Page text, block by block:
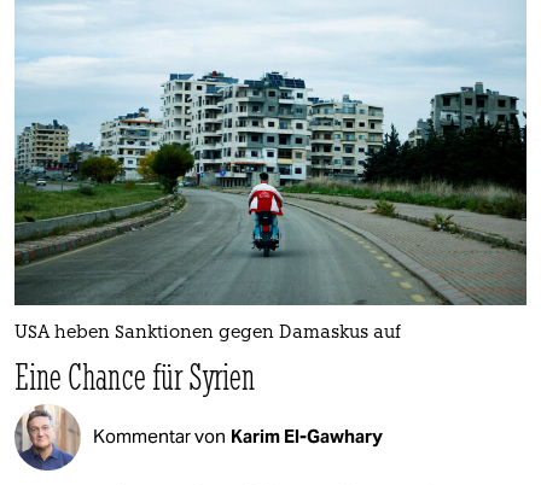
USA heben Sanktionen gegen Damaskus auf
Eine Chance für Syrien
Kommentar von Karim El-Gawhary